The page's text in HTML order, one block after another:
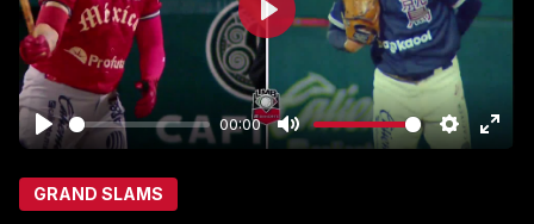
00:00
Play
GRAND SLAMS